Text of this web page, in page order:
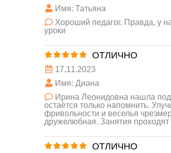
Имя: Татьяна
Хороший педагог. Правда, у
уроки
ОТЛИЧНО
17.11.2023
Имя: Диана
Ирина Леонидовна нашла
остаётся только напомнить.
фривольности и веселья
дружелюбная. Занятия проходят
ОТЛИЧНО